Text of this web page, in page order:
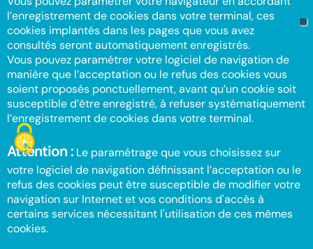
l’enregistrement de cookies dans votre terminal, ces
cookies implantés dans les pages que vous avez
consultés seront automatiquement enregistrés.
Vous pouvez paramétrer votre logiciel de navigation de
manière que l’acceptation ou le refus des cookies vous
soient proposés ponctuellement, avant qu’un cookie soit
susceptible d’être enregistré, à refuser systématiquement
l’enregistrement de cookies dans votre terminal.
Attention : Le paramétrage que vous choisissez sur
votre logiciel de navigation définissant l’acceptation ou le
refus des cookies peut être susceptible de modifier votre
navigation sur Internet et vos conditions d'accès à
certains services nécessitant l'utilisation de ces mêmes
cookies.